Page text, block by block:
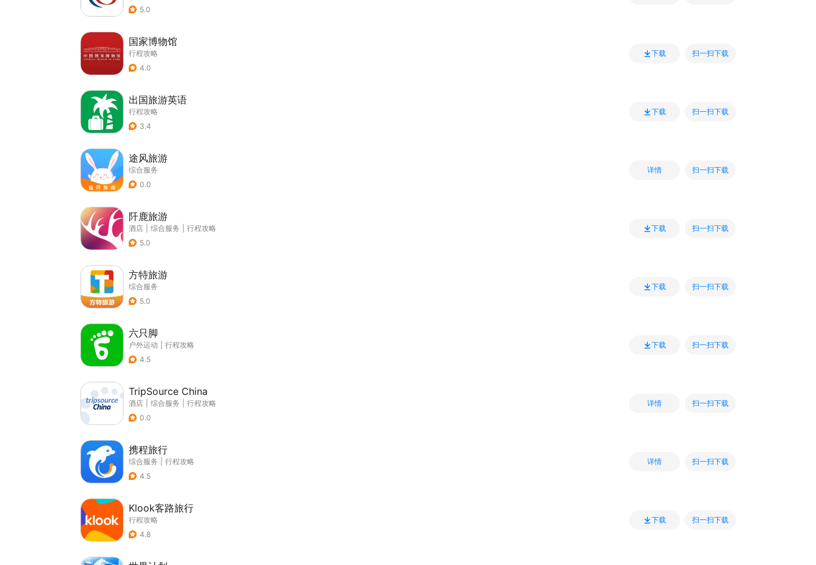
5.0
国家博物馆
行程攻略
4.0
下载 扫一扫下载
出国旅游英语
行程攻略
3.4
下载 扫一扫下载
途风旅游
综合服务
0.0
详情 扫一扫下载
阡鹿旅游
酒店 综合服务
行程攻略
5.0
下载 扫一扫下载
方特旅游
综合服务
5.0
下载 扫一扫下载
六只脚
户外运动
行程攻略
4.5
下载 扫一扫下载
TripSource China
酒店 综合服务
行程攻略
0.0
详情 扫一扫下载
携程旅行
综合服务
行程攻略
4.5
详情 扫一扫下载
Klook客路旅行
行程攻略
4.8
下载 扫一扫下载